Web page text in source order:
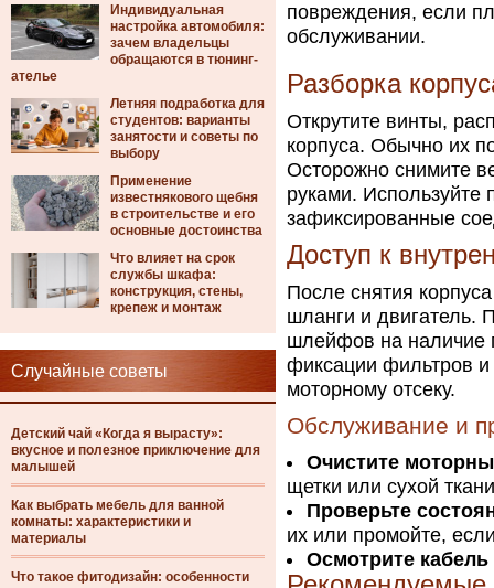
Индивидуальная
настройка автомобиля:
зачем владельцы
обращаются в тюнинг-
ателье
Летняя подработка для
студентов: варианты
занятости и советы по
выбору
Применение
известнякового щебня
в строительстве и его
основные достоинства
Что влияет на срок
службы шкафа:
конструкция, стены,
крепеж и монтаж
Случайные советы
Детский чай «Когда я вырасту»:
вкусное и полезное приключение для
малышей
Как выбрать мебель для ванной
комнаты: характеристики и
материалы
Что такое фитодизайн: особенности
повреждения, если
обслуживании.
Разборка
Открутите винты,
корпуса. Обычно их
Осторожно снимите
руками. Используйте
зафиксированные
Доступ к
После снятия
шланги и двигатель.
шлейфов на наличие
фиксации фильтров и
моторному отсеку.
Обслуживание и
Очистите
щетки или сухой
Проверьте
их или промойте,
Осмотрите